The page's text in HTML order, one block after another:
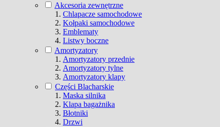
Akcesoria zewnętrzne
Chlapacze samochodowe
Kołpaki samochodowe
Emblematy
Listwy boczne
Amortyzatory
Amortyzatory przednie
Amortyzatory tylne
Amortyzatory klapy
Części Blacharskie
Maska silnika
Klapa bagażnika
Błotniki
Drzwi